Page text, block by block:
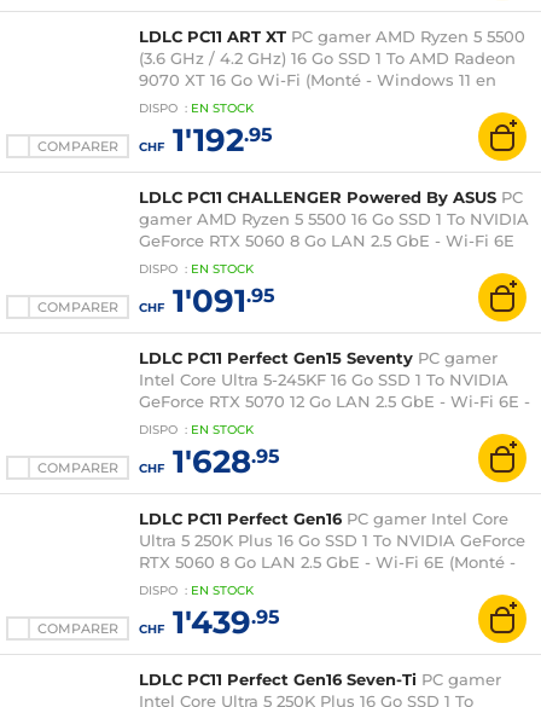
COMPARER
LDLC PC11 ART XT PC gamer AMD Ryzen 5 5500
(3.6 GHz / 4.2 GHz) 16 Go SSD 1 To AMD Radeon
9070 XT 16 Go Wi-Fi (Monté - Windows 11 en
version d'essai)
DISPO : EN STOCK
CHF1'192.95
COMPARER
LDLC PC11 CHALLENGER Powered By ASUS PC
gamer AMD Ryzen 5 5500 16 Go SSD 1 To NVIDIA
GeForce RTX 5060 8 Go LAN 2.5 GbE - Wi-Fi 6E
Windows 11 Famille (monté)
DISPO : EN STOCK
CHF1'091.95
COMPARER
LDLC PC11 Perfect Gen15 Seventy PC gamer
Intel Core Ultra 5-245KF 16 Go SSD 1 To NVIDIA
GeForce RTX 5070 12 Go LAN 2.5 GbE - Wi-Fi 6E -
Windows 11 Famille (monté)
DISPO : EN STOCK
CHF1'628.95
COMPARER
LDLC PC11 Perfect Gen16 PC gamer Intel Core
Ultra 5 250K Plus 16 Go SSD 1 To NVIDIA GeForce
RTX 5060 8 Go LAN 2.5 GbE - Wi-Fi 6E (Monté -
Windows 11 Famille)
DISPO : EN STOCK
CHF1'439.95
LDLC PC11 Perfect Gen16 Seven-Ti PC gamer
Intel Core Ultra 5 250K Plus 16 Go SSD 1 To